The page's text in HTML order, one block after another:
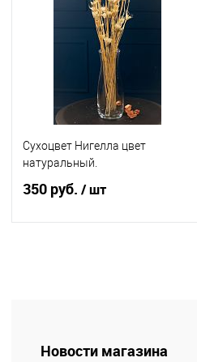
Купить в 1 клик
В избранное
Сухоцвет Нигелла цвет
натуральный.
350 руб. / шт
Новости магазина